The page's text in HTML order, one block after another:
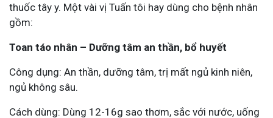
thuốc tây y. Một vài vị Tuấn tôi hay dùng cho bệnh nhân
gồm:
Toan táo nhân – Dưỡng tâm an thần, bổ huyết
Công dụng: An thần, dưỡng tâm, trị mất ngủ kinh niên,
ngủ không sâu.
Cách dùng: Dùng 12-16g sao thơm, sắc với nước, uống